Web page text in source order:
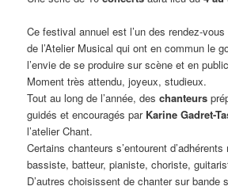
Ce festival annuel est l’un des rendez-
de l’Atelier Musical qui ont en commun le
l’envie de se produire sur scène et en
Moment très attendu, joyeux, studieux.
Tout au long de l’année, deschanteurs
guidés et encouragés par Karine Gadret-
l’atelier Chant.
Certains chanteurs s’entourent
bassiste, batteur, pianiste, choriste,
D’autres choisissent de chanter sur bande